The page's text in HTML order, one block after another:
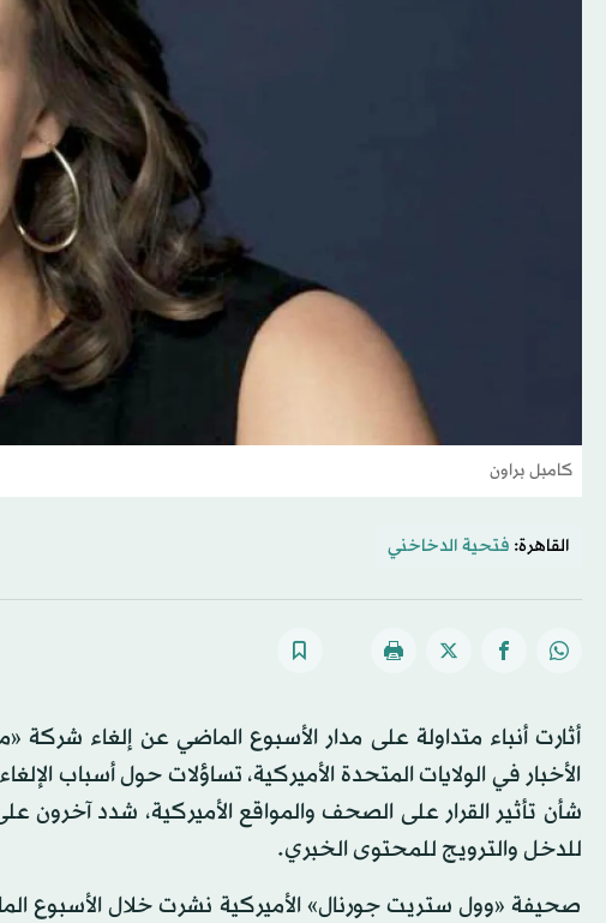
كامبل براون
القاهرة: فتحية الدخاخني
أثارت أنباء متداولة على مدار الأسبوع الماضي عن إلغاء
الأخبار في الولايات المتحدة الأميركية، تساؤلات حول أسباب
شأن تأثير القرار على الصحف والمواقع الأميركية، شدد
للدخل والترويج للمحتوى الخبري.
صحيفة «وول ستريت جورنال» الأميركية نشرت خلال الأسبوع